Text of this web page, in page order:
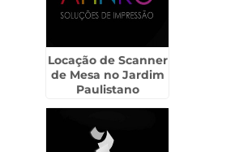
Locação de Scanner
de Mesa no Jardim
Paulistano